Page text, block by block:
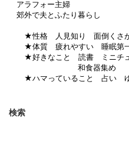
アラフォー主婦
郊外で夫とふたり暮らし
★性格 人見知り 面倒くさ
★体質 疲れやすい 睡眠第
★好きなこと 読書 ミニチ
和食器集め
★ハマっていること 占い ゆ
検索